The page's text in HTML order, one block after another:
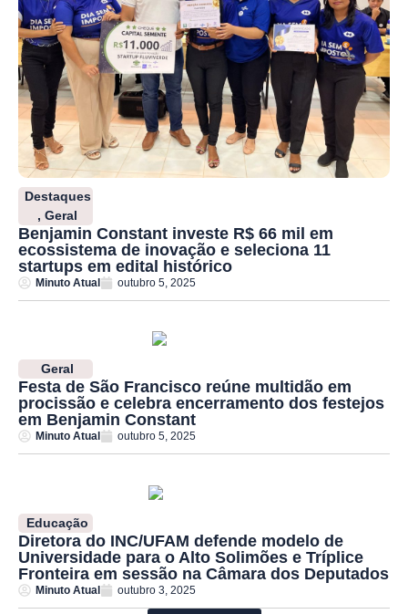
Destaques
,Geral
Benjamin Constant investe R$ 66 mil em
ecossistema de inovação e seleciona 11
startups em edital histórico
Minuto Atual outubro 5, 2025
Geral
Festa de São Francisco reúne multidão em
procissão e celebra encerramento dos festejos
em Benjamin Constant
Minuto Atual outubro 5, 2025
Educação
Diretora do INC/UFAM defende modelo de
Universidade para o Alto Solimões e Tríplice
Fronteira em sessão na Câmara dos Deputados
Minuto Atual outubro 3, 2025